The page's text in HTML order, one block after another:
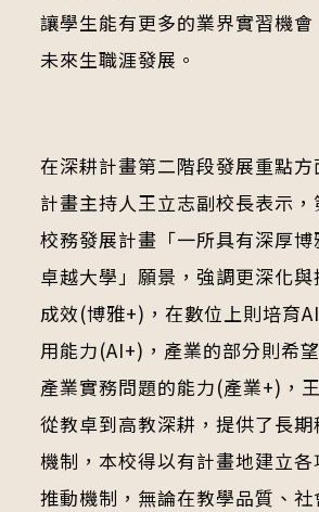
讓學生能有更多的業界實習機
未來生職涯發展。
在深耕計畫第二階段發展重點
計畫主持人王立志副校長表示
校務發展計畫「一所具有深厚
卓越大學」願景，強調更深化
成效(博雅+)，在數位上則培育
用能力(AI+)，產業的部分則希
產業實務問題的能力(產業+)，
從教卓到高教深耕，提供了長
機制，本校得以有計畫地建立各
推動機制，無論在教學品質、